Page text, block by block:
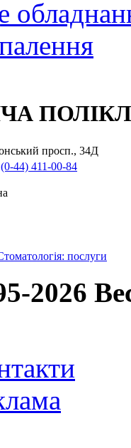
просп., 34Д
(0-44) 411-00-84
послуги
2026